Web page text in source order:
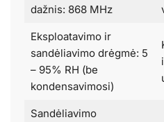
dažnis: 868 MHz
Eksploatavimo ir
sandėliavimo drėgmė: 5
– 95% RH (be
kondensavimosi)
Sandėliavimo